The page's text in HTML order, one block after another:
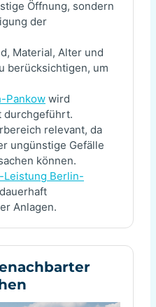
Öffnung, sondern
der
Material, Alter und
berücksichtigen, um
Pankow wird
durchgeführt.
relevant, da
ungünstige Gefälle
können.
Leistung Berlin-
Anlagen.